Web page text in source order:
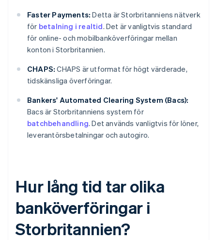
Faster Payments: Detta är Storbritanniens nätverk
för betalning i realtid. Det är vanligtvis standard
för online- och mobilbanköverföringar mellan
konton i Storbritannien.
CHAPS: CHAPS är utformat för högt värderade,
tidskänsliga överföringar.
Bankers' Automated Clearing System (Bacs):
Bacs är Storbritanniens system för
batchbehandling. Det används vanligtvis för löner,
leverantörsbetalningar och autogiro.
Hur lång tid tar olika
banköverföringar i
Storbritannien?